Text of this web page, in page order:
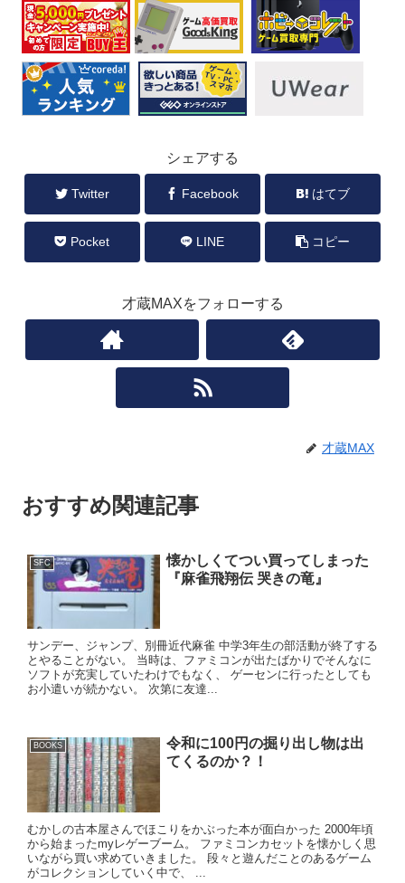
シェアする
Twitter Facebook はてブ
Pocket LINE コピー
才蔵MAXをフォローする
才蔵MAX
おすすめ関連記事
SFC
懐かしくてつい買ってしまった
『麻雀飛翔伝 哭きの竜』
サンデー、ジャンプ、別冊近代麻雀 中学3年生の部活動が終了する
とやることがない。 当時は、ファミコンが出たばかりでそんなに
ソフトが充実していたわけでもなく、 ゲーセンに行ったとしても
お小遣いが続かない。 次第に友達...
BOOKS
令和に100円の掘り出し物は出
てくるのか？！
むかしの古本屋さんでほこりをかぶった本が面白かった 2000年頃
から始まったmyレゲーブーム。 ファミコンカセットを懐かしく思
いながら買い求めていきました。 段々と遊んだことのあるゲーム
がコレクションしていく中で、 ...